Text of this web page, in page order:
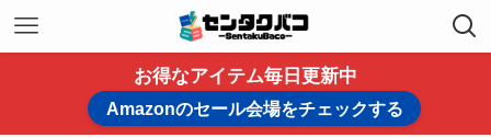
お得なアイテム毎日更新中
Amazonのセール会場をチェックする